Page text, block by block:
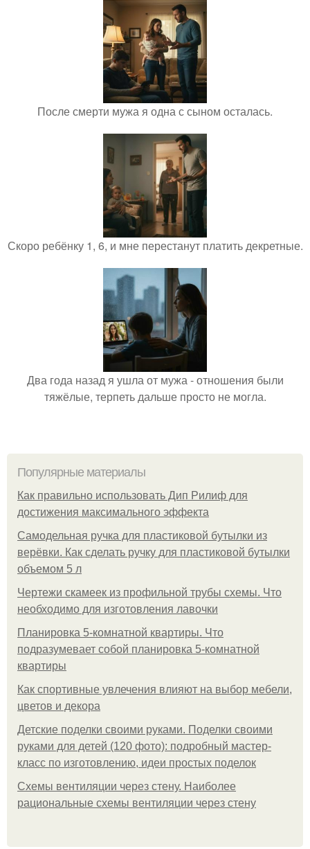
После смерти мужа я одна с сыном осталась.
Скоро ребёнку 1, 6, и мне перестанут платить декретные.
Два года назад я ушла от мужа - отношения были
тяжёлые, терпеть дальше просто не могла.
Популярные материалы
Как правильно использовать Дип Рилиф для
достижения максимального эффекта
Самодельная ручка для пластиковой бутылки из
верёвки. Как сделать ручку для пластиковой бутылки
объемом 5 л
Чертежи скамеек из профильной трубы схемы. Что
необходимо для изготовления лавочки
Планировка 5-комнатной квартиры. Что
подразумевает собой планировка 5-комнатной
квартиры
Как спортивные увлечения влияют на выбор мебели,
цветов и декора
Детские поделки своими руками. Поделки своими
руками для детей (120 фото): подробный мастер-
класс по изготовлению, идеи простых поделок
Схемы вентиляции через стену. Наиболее
рациональные схемы вентиляции через стену